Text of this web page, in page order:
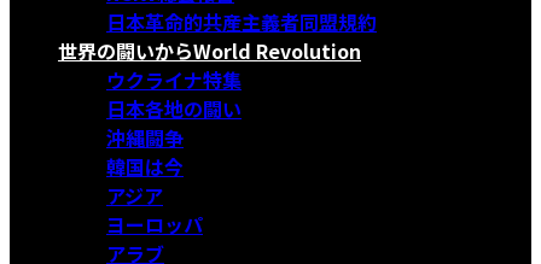
日本革命的共産主義者同盟規約
世界の闘いからWorld Revolution
ウクライナ特集
日本各地の闘い
沖縄闘争
韓国は今
アジア
ヨーロッパ
アラブ